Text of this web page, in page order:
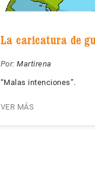
La caricatura de
Por: Martirena
“Malas intenciones”.
VER MÁS